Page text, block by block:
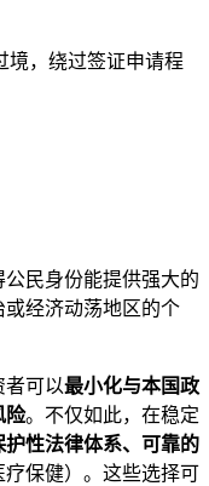
境，绕过签证申请程
民身份能提供强大的
经济动荡地区的个
者可以最小化与本国政
险。不仅如此，在稳定
护性法律体系、可靠的
疗保健）。这些选择可